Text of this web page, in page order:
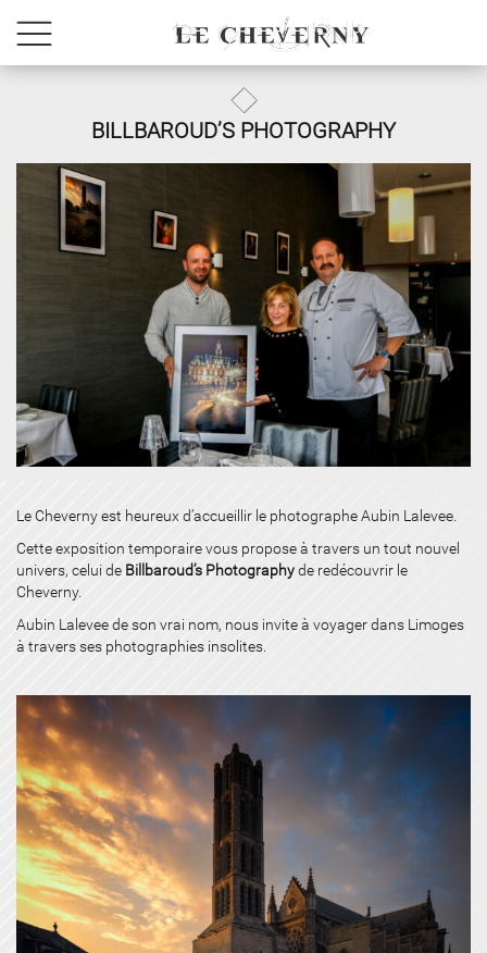
BILLBAROUD’S PHOTOGRAPHY
Le Chevernyest heureux d’accueillir le photographe Aubin Lalevee.
Cette exposition temporaire vous propose à travers un tout nouvel
univers, celui de Billbaroud’s Photographyde redécouvrir le
Cheverny.
Aubin Lalevee de son vrai nom, nous invite à voyager dans Limoges
à travers ses photographies insolites.